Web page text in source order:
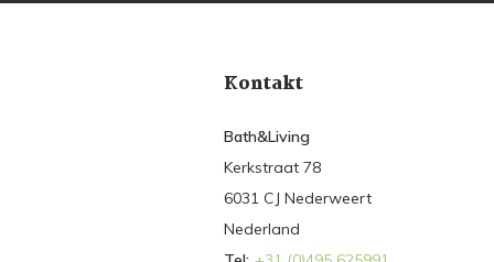
Kontakt
Bath&Living
Kerkstraat 78
6031 CJ Nederweert
Nederland